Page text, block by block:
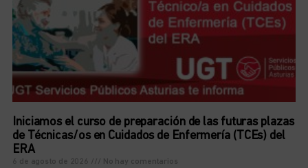
Iniciamos el curso de preparación de las futuras plazas
de Técnicas/os en Cuidados de Enfermería (TCEs) del
ERA
6 de agosto de 2026 No hay comentarios